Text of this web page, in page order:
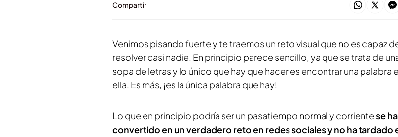
Compartir
Venimos pisando fuerte y te traemos un reto visual que no es capaz
resolver casi nadie. En principio parece sencillo, ya que se trata de
sopa de letras y lo único que hay que hacer es encontrar una palabra
ella. Es más, ¡es la única palabra que hay!
Lo que en principio podría ser un pasatiempo normal y corrientese ha
convertido en un verdadero reto en redes sociales y no ha tardado